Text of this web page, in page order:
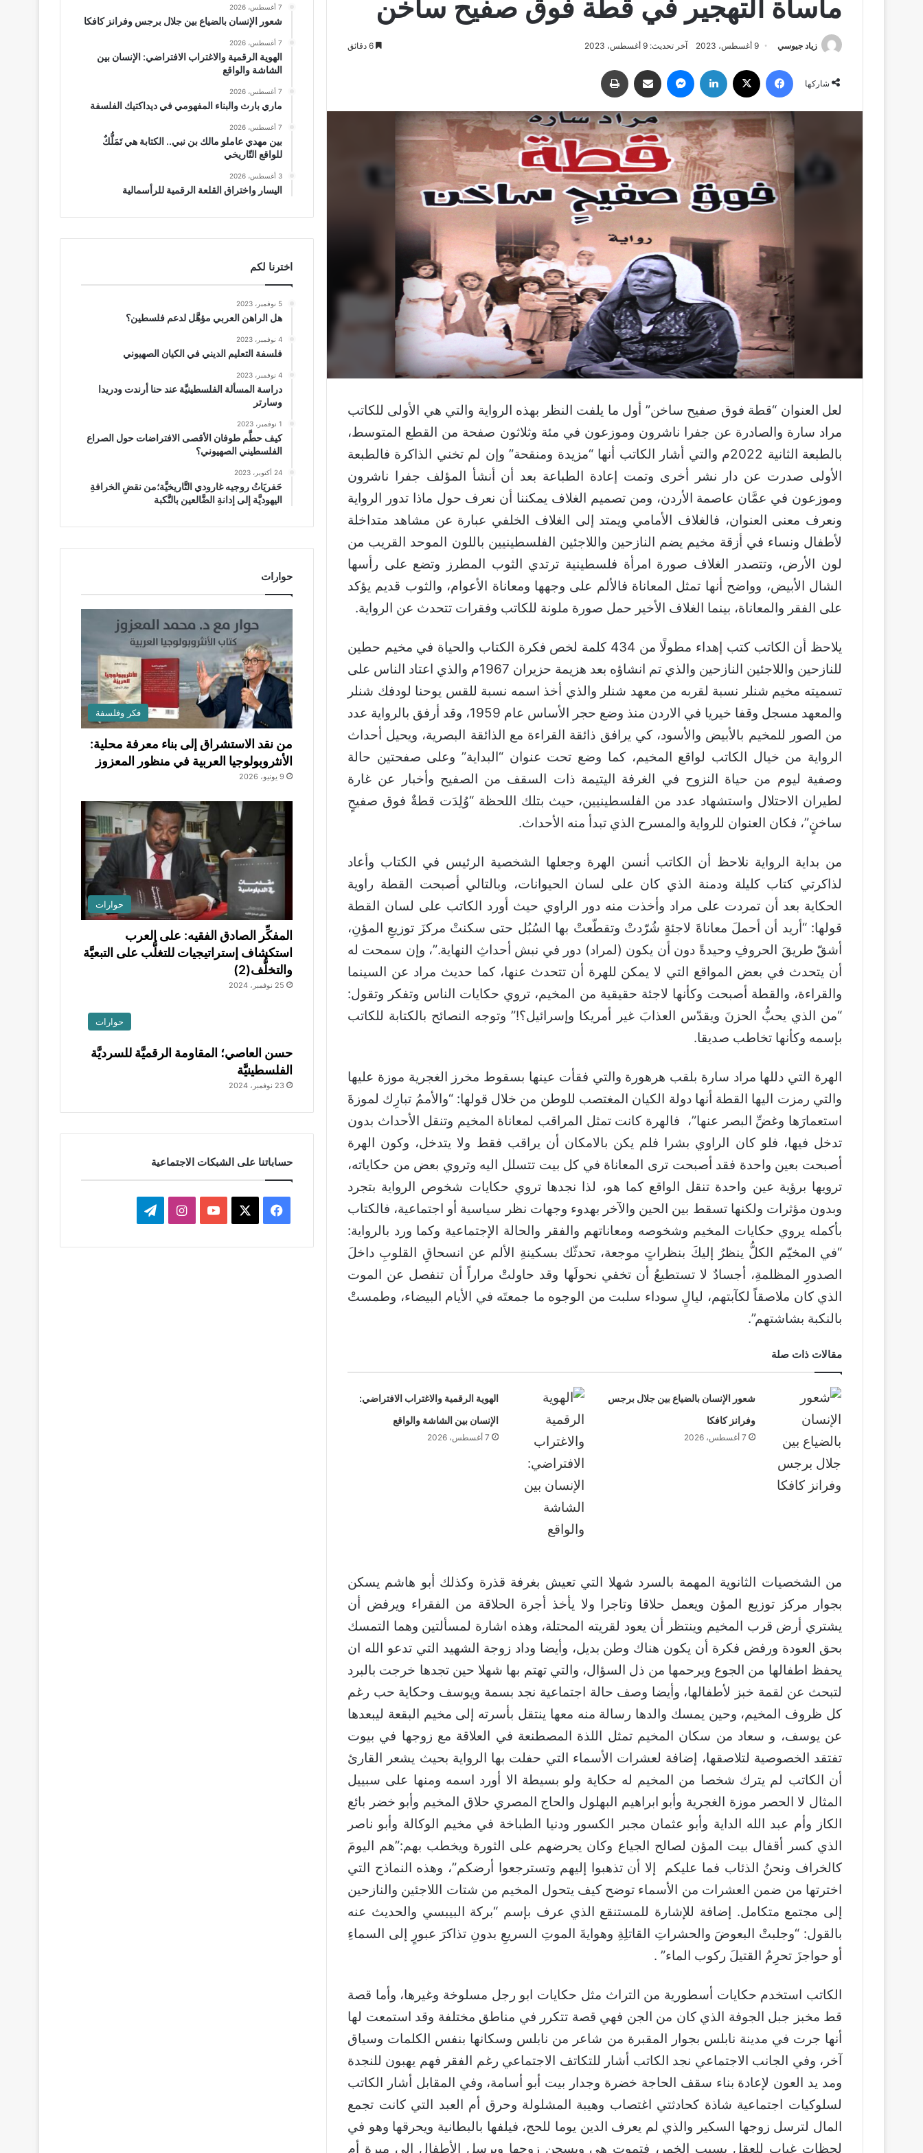
مأساة التهجير في قطَّة فوق صفيح ساخن
زياد جيوسي 9 أغسطس، 2023 آخر تحديث: 9 أغسطس، 2023
شاركها
فيسبوك لينكدإن ماسنجر مشاركة عبر البريد
لعل العنوان “قطة فوق صفيح ساخن” أول ما يلفت النظر بهذه الرواية والتي هي الأولى للكاتب
مراد سارة والصادرة عن جفرا ناشرون وموزعون في مئة وثلاثون صفحة من القطع المتوسط،
بالطبعة الثانية 2022م والتي أشار الكاتب أنها “مزيدة ومنقحة” وإن لم تخني الذاكرة فالطبعة
الأولى صدرت عن دار نشر أخرى وتمت إعادة الطباعة بعد أن أنشأ المؤلف جفرا ناشرون
وموزعون في عمَّان عاصمة الأردن، ومن تصميم الغلاف يمكننا أن نعرف حول ماذا تدور الرواية
ونعرف معنى العنوان، فالغلاف الأمامي ويمتد إلى الغلاف الخلفي عبارة عن مشاهد متداخلة
لأطفال ونساء في أزقة مخيم يضم النازحين واللاجئين الفلسطينيين باللون الموحد القريب من
لون الأرض، وتتصدر الغلاف صورة امرأة فلسطينية ترتدي الثوب المطرز وتضع على رأسها
الشال الأبيض، وواضح أنها تمثل المعاناة فالألم على وجهها ومعاناة الأعوام، والثوب قديم يؤكد
على الفقر والمعاناة، بينما الغلاف الأخير حمل صورة ملونة للكاتب وفقرات تتحدث عن الرواية.
يلاحظ أن الكاتب كتب إهداء مطولًا من 434 كلمة لخص فكرة الكتاب والحياة في مخيم حطين
للنازحين واللاجئين النازحين والذي تم انشاؤه بعد هزيمة حزيران 1967م والذي اعتاد الناس على
تسميته مخيم شنلر نسبة لقربه من معهد شنلر والذي أخذ اسمه نسبة للقس يوحنا لودفك شنلر
والمعهد مسجل وقفا خيريا في الاردن منذ وضع حجر الأساس عام 1959، وقد أرفق بالرواية عدد
من الصور للمخيم بالأبيض والأسود، كي يرافق ذائقة القراءة مع الذائقة البصرية، ويحيل أحداث
الرواية من خيال الكاتب لواقع المخيم، كما وضع تحت عنوان “البداية” وعلى صفحتين حالة
وصفية ليوم من حياة النزوح في الغرفة اليتيمة ذات السقف من الصفيح وأخبار عن غارة
لطيران الاحتلال واستشهاد عدد من الفلسطينيين، حيث بتلك اللحظة “وُلِدَت قطةٌ فوق صفيحٍ
ساخنٍ”، فكان العنوان للرواية والمسرح الذي تبدأ منه الأحداث.
من بداية الرواية نلاحظ أن الكاتب أنسن الهرة وجعلها الشخصية الرئيس في الكتاب وأعاد
لذاكرتي كتاب كليلة ودمنة الذي كان على لسان الحيوانات، وبالتالي أصبحت القطة راوية
الحكاية بعد أن تمردت على مراد وأخذت منه دور الراوي حيث أورد الكاتب على لسان القطة
قولها: “أريد أن أحملَ معاناةَ لاجئةٍ شُرّدتْ وتقطّعتْ بها السُبُل حتى سكنتْ مركزَ توزيعِ المؤنِ،
أشقّ طريقَ الحروفِ وحيدةً دون أن يكون (لمراد) دور في نبش أحداثِ النهاية.”، وإن سمحت له
أن يتحدث في بعض المواقع التي لا يمكن للهرة أن تتحدث عنها، كما حديث مراد عن السينما
والقراءة، والقطة أصبحت وكأنها لاجئة حقيقية من المخيم، تروي حكايات الناس وتفكر وتقول:
“من الذي يحبُّ الحزنَ ويقدّس العذابَ غير أمريكا وإسرائيل؟!” وتوجه النصائح بالكتابة للكاتب
بإسمه وكأنها تخاطب صديقا.
الهرة التي دللها مراد سارة بلقب هرهورة والتي فقأت عينها بسقوط مخرز الغجرية موزة عليها
والتي رمزت اليها القطة أنها دولة الكيان المغتصب للوطن من خلال قولها: “والأممُ تبارِك لموزةَ
استعمارَها وغضِّ البصر عنها”، فالهرة كانت تمثل المراقب لمعاناة المخيم وتنقل الأحداث بدون
تدخل فيها، فلو كان الراوي بشرا فلم يكن بالامكان أن يراقب فقط ولا يتدخل، وكون الهرة
أصبحت بعين واحدة فقد أصبحت ترى المعاناة في كل بيت تتسلل اليه وتروي بعض من حكاياته،
ترويها برؤية عين واحدة تنقل الواقع كما هو، لذا نجدها تروي حكايات شخوص الرواية بتجرد
وبدون مؤثرات ولكنها تسقط بين الحين والآخر بهدوء وجهات نظر سياسية أو اجتماعية، فالكتاب
بأكمله يروي حكايات المخيم وشخوصه ومعاناتهم والفقر والحالة الإجتماعية وكما ورد بالرواية:
“في المخيّم الكلُّ ينظرُ إليكَ بنظراتٍ موجعة، تحدثّك بسكينةِ الألم عن انسحاقِ القلوبِ داخلَ
الصدورِ المظلمةِ، أجسادٌ لا تستطيعُ أن تخفي نحولَها وقد حاولتْ مراراً أن تنفصل عن الموت
الذي كان ملاصقاً لكآبتهم، ليالٍ سوداء سلبت من الوجوه ما جمعتَه في الأيام البيضاء، وطمستْ
بالنكبة بشاشتهم”.
مقالات ذات صلة
شعور الإنسان بالضياع بين جلال برجس
وفرانز كافكا
7 أغسطس، 2026
الهوية الرقمية والاغتراب الافتراضي:
الإنسان بين الشاشة والواقع
7 أغسطس، 2026
من الشخصيات الثانوية المهمة بالسرد شهلا التي تعيش بغرفة قذرة وكذلك أبو هاشم يسكن
بجوار مركز توزيع المؤن ويعمل حلاقا وتاجرا ولا يأخذ أجرة الحلاقة من الفقراء ويرفض أن
يشتري أرض قرب المخيم وينتظر أن يعود لقريته المحتلة، وهذه اشارة لمسألتين وهما التمسك
بحق العودة ورفض فكرة أن يكون هناك وطن بديل، وأيضا وداد زوجة الشهيد التي تدعو الله ان
يحفظ اطفالها من الجوع ويرحمها من ذل السؤال، والتي تهتم بها شهلا حين تجدها خرجت بالبرد
لتبحث عن لقمة خبز لأطفالها، وأيضا وصف حالة اجتماعية نجد بسمة ويوسف وحكاية حب رغم
كل ظروف المخيم، وحين يمسك والدها رسالة منه معها ينتقل بأسرته إلى مخيم البقعة ليبعدها
عن يوسف، و سعاد من سكان المخيم تمثل اللذة المصطنعة في العلاقة مع زوجها في بيوت
تفتقد الخصوصية لتلاصقها، إضافة لعشرات الأسماء التي حفلت بها الرواية بحيث يشعر القارئ
أن الكاتب لم يترك شخصا من المخيم له حكاية ولو بسيطة الا أورد اسمه ومنها على سبييل
المثال لا الحصر موزة الغجرية وأبو ابراهيم البهلول والحاج المصري حلاق المخيم وأبو خضر بائع
الكاز وأم عبد الله الداية وأبو عثمان مجبر الكسور ودنيا الطباخة في مخيم الوكالة وأبو ناصر
الذي كسر أقفال بيت المؤن لصالح الجياع وكان يحرضهم على الثورة ويخطب بهم:”هم اليومَ
كالخراف ونحنُ الذئاب فما عليكم إلا أن تذهبوا إليهم وتسترجعوا أرضكم”، وهذه النماذج التي
اخترتها من ضمن العشرات من الأسماء توضح كيف يتحول المخيم من شتات اللاجئين والنازحين
إلى مجتمع متكامل. إضافة للإشارة للمستنقع الذي عرف بإسم “بركة البيبسي والحديث عنه
بالقول: “وجلبتْ البعوضَ والحشراتِ القاتلِةِ وهوايةَ الموتِ السريعِ بدونِ تذاكرَ عبورٍ إلى السماءِ
أو حواجزَ تحرِمُ القتيلَ ركوب الماء” .
الكاتب استخدم حكايات أسطورية من التراث مثل حكايات ابو رجل مسلوخة وغيرها، وأما قصة
قط مخبز جبل الجوفة الذي كان من الجن فهي قصة تتكرر في مناطق مختلفة وقد استمعت لها
أنها جرت في مدينة نابلس بجوار المقبرة من شاعر من نابلس وسكانها بنفس الكلمات وسياق
آخر، وفي الجانب الاجتماعي نجد الكاتب أشار للتكاتف الاجتماعي رغم الفقر فهم يهبون للنجدة
ومد يد العون لإعادة بناء سقف الحاجة خضرة وجدار بيت أبو أسامة، وفي المقابل أشار الكاتب
لسلوكيات اجتماعية شاذة كحادثتي اغتصاب وهيبة المشلولة وحرق أم العبد التي كانت تجمع
المال لترسل زوجها السكير والذي لم يعرف الدين يوما للحج، فيلفها بالبطانية ويحرقها وهو في
لحظات غياب للعقل بسبب الخمر، فتموت هي ويسجن زوجها ويرسل الأطفال إلى مبرة أم
7 أغسطس، 2026
شعور الإنسان بالضياع بين جلال برجس وفرانز كافكا
7 أغسطس، 2026
الهوية الرقمية والاغتراب الافتراضي: الإنسان بين
الشاشة والواقع
7 أغسطس، 2026
ماري بارث والبناء المفهومي في ديداكتيك الفلسفة
7 أغسطس، 2026
بين مهدي عاملو مالك بن نبي.. الكتابة هي تَمَلُّكٌ
للواقع التّاريخي
3 أغسطس، 2026
اليسار واختراق القلعة الرقمية للرأسمالية
اخترنا لكم
5 نوفمبر، 2023
هل الراهن العربي مؤهَّل لدعم فلسطين؟
4 نوفمبر، 2023
فلسفة التعليم الديني في الكيان الصهيوني
4 نوفمبر، 2023
دراسة المسألة الفلسطينيَّة عند حنا أرندت ودريدا
وسارتر
1 نوفمبر، 2023
كيف حطَّم طوفان الأقصى الافتراضات حول الصراع
الفلسطيني الصهيوني؟
24 أكتوبر، 2023
حَفريَاتُ روجيه غارودي التَّاريخيَّة؛من نقضِ الخرافةِ
اليهوديَّة إلى إدانةِ الضَّالعين بالنَّكبة
حوارات
فكر وفلسفة
من نقد الاستشراق إلى بناء معرفة محلية:
الأنثروبولوجيا العربية في منظور المعزوز
9 يونيو، 2026
حوارات
المفكِّر الصادق الفقيه: على العرب
استكشاف إستراتيجيات للتغلُّب على التبعيَّة
والتخلُّف(2)
25 نوفمبر، 2024
حوارات
حسن العاصي؛ المقاومة الرقميَّة للسرديَّة
الفلسطينيَّة
23 نوفمبر، 2024
حساباتنا على الشبكات الاجتماعية
فيسبوك ‫YouTubeانستقرامتيلقرام